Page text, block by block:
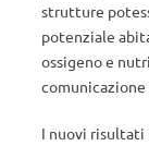
strutture
potenziale
ossigeno e
I nuovi